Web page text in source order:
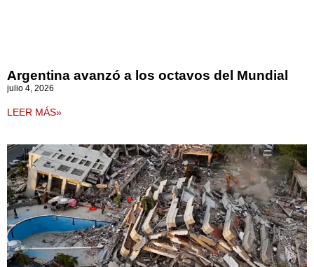
Argentina avanzó a los octavos del Mundial
julio 4, 2026
LEER MÁS»